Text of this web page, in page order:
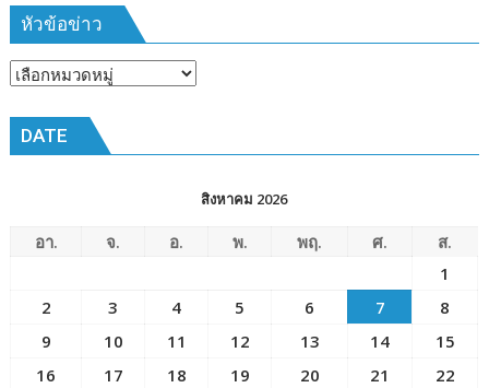
๒๕๖๙
หัวข้อข่าว
หัวข้อ
DATE
สิงหาคม 2026
อา. จ. อ. พ. พฤ. ศ.
ส.
1
2
3 4 5 6 7
8
9
10 11 12 13 14
15
16
17 18 19 20 21
22